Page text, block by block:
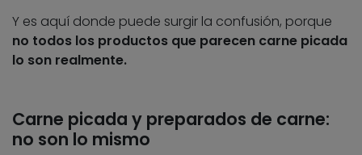
Y es aquí donde puede surgir la confusión, porque
no todos los productos que parecen carne picada
lo son realmente.
Carne picada y preparados de carne:
no son lo mismo